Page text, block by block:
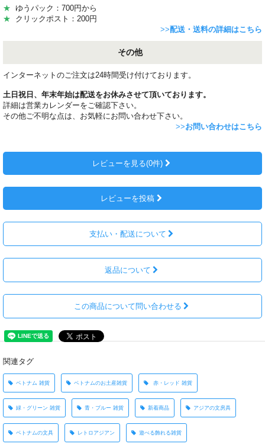
★ ゆうパック：700円から
★ クリックポスト：200円
>>配送・送料の詳細はこちら
その他
インターネットのご注文は24時間受け付けております。
土日祝日、年末年始は配送をお休みさせて頂いております。
詳細は営業カレンダーをご確認下さい。
その他ご不明な点は、お気軽にお問い合わせ下さい。
>>お問い合わせはこちら
レビューを見る(0件)
レビューを投稿
支払い・配送について
返品について
この商品について問い合わせる
関連タグ
ベトナム 雑貨 ベトナムのお土産雑貨 赤・レッド 雑貨
緑・グリーン 雑貨 青・ブルー 雑貨 新着商品 アジアの文房具
ベトナムの文具 レトロアジアン 遊べる飾れる雑貨